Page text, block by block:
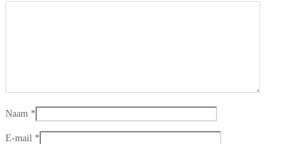
Naam *
E-mail *